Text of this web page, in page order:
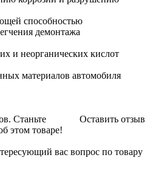
способностью
демонтажа
и неорганических кислот
материалов автомобиля
Оставить отзыв
Станьте
этом товаре!
вас вопрос по товару